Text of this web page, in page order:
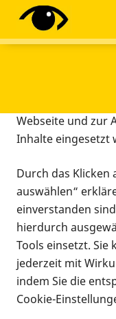
Infomaterial
Infomaterial
Diese Webseite
Tracking-Tools
Webseite und zur
Inhalte eingesetzt
Durch das Klicken
auswählen“
einverstanden
hierdurch
Tools einsetzt. Sie
jederzeit mit
indem Sie die
Cookie-